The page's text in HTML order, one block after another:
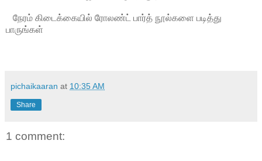
நேரம் கிடைக்கையில் ரோலண்ட் பார்த் நூல்களை படித்து
பாருங்கள்
pichaikaaran at 10:35 AM
Share
1 comment: